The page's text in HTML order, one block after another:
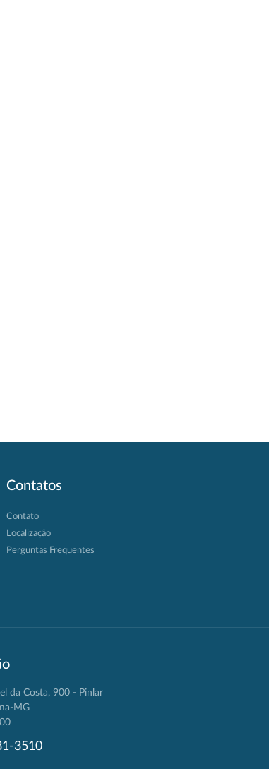
Contatos
Contato
Localização
Perguntas Frequentes
da Costa, 900 - Pinlar
MG
3510